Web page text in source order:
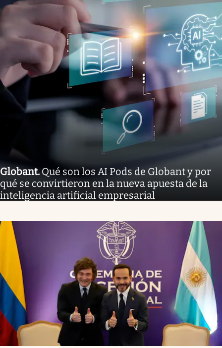
Globant.Qué son los AI Pods de Globant y por
qué se convirtieron en la nueva apuesta de la
inteligencia artificial empresarial